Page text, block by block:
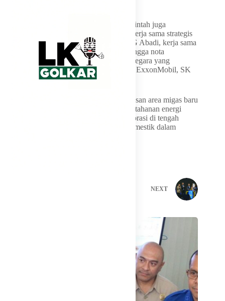
Selain kontrak wilayah kerja migas, pemerintah juga
menyaksikan penandatanganan sejumlah kerja sama strategis
lain, termasuk pengembangan proyek LNG Abadi, kerja sama
LNG North Hub bersama PGN Group, hingga nota
kesepahaman pengembangan CCS lintas negara yang
melibatkan Pertamina Hulu Energi (PHE), ExxonMobil, SK
Innovation, dan SK Earthon.
Langkah agresif pemerintah membuka ratusan area migas baru
ini menjadi bagian dari strategi menjaga ketahanan energi
nasional sekaligus menarik investasi eksplorasi di tengah
kebutuhan peningkatan produksi migas domestik dalam
NEXT